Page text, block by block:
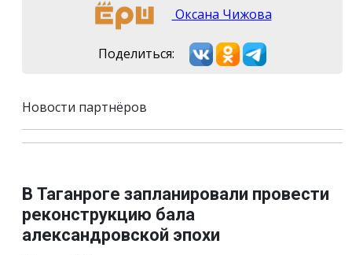
Оксана Чижова
Поделиться:
Новости партнёров
В Таганроге запланировали провести
реконструкцию бала
александровской эпохи